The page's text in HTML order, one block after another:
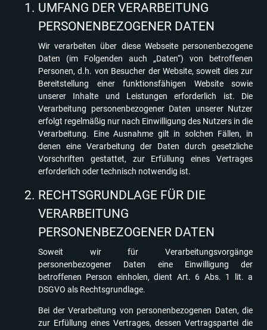
UMFANG DER VERARBEITUNG
PERSONENBEZOGENER DATEN
Wir verarbeiten über diese Webseite personenbezogene
Daten (im Folgenden auch „Daten“) von betroffenen
Personen, d.h. von Besucher der Website, soweit dies zur
Bereitstellung einer funktionsfähigen Website sowie
unserer Inhalte und Leistungen erforderlich ist. Die
Verarbeitung personenbezogener Daten unserer Nutzer
erfolgt regelmäßig nur nach Einwilligung des Nutzers in die
Verarbeitung. Eine Ausnahme gilt in solchen Fällen, in
denen eine Verarbeitung der Daten durch gesetzliche
Vorschriften gestattet, zur Erfüllung eines Vertrages
erforderlich oder technisch notwendig ist.
RECHTSGRUNDLAGE FÜR DIE
VERARBEITUNG
PERSONENBEZOGENER DATEN
Soweit wir für Verarbeitungsvorgänge
personenbezogener Daten eine Einwilligung der
betroffenen Person einholen, dient Art. 6 Abs. 1 lit. a
DSGVO als Rechtsgrundlage.
Bei der Verarbeitung von personenbezogenen Daten, die
zur Erfüllung eines Vertrages, dessen Vertragspartei die